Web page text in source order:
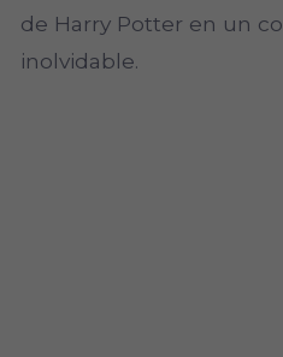
de Harry Potter en un
inolvidable.